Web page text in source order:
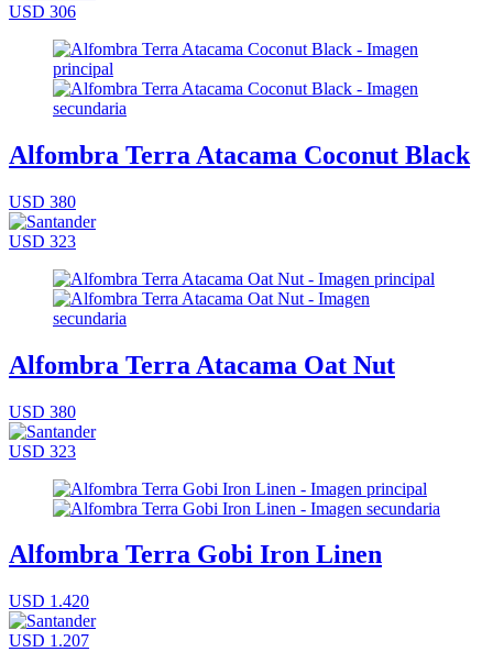
USD 306
Alfombra Terra Atacama Coconut Black
USD 380
USD 323
Alfombra Terra Atacama Oat Nut
USD 380
USD 323
Alfombra Terra Gobi Iron Linen
USD 1.420
USD 1.207